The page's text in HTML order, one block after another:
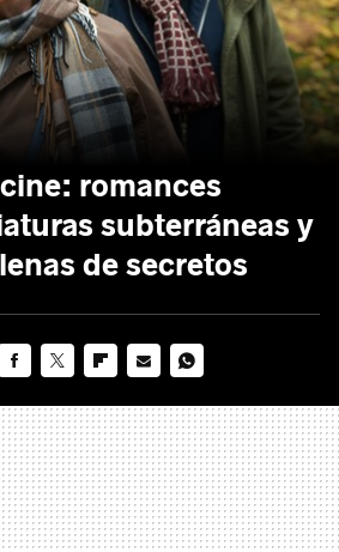
romances
subterráneas y
de secretos
MAIL